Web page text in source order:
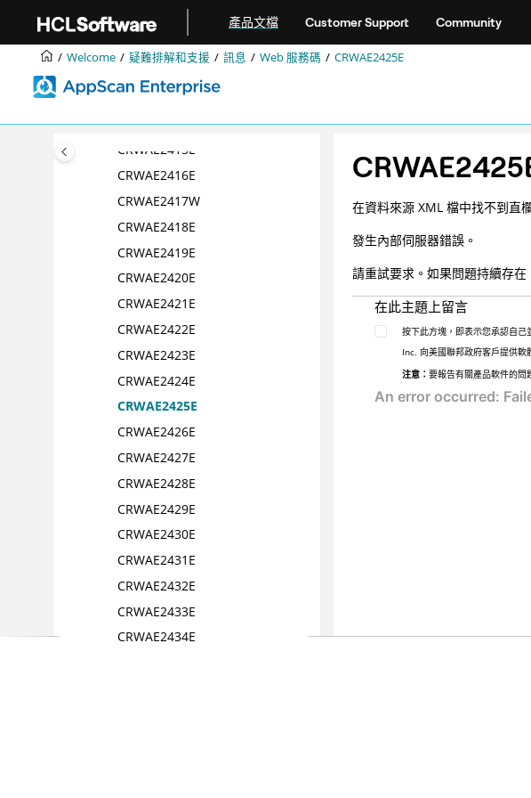
產品文檔 Customer Support Community
Welcome 疑難排解和支援 訊息 Web 服務碼 CRWAE2425E
CRWAE2409E
CRWAE2410E
CRWAE2412E
CRWAE2414E
CRWAE2415E
CRWAE2416E
CRWAE2417W
CRWAE2418E
CRWAE2419E
CRWAE2420E
CRWAE2421E
CRWAE2422E
CRWAE2423E
CRWAE2424E
CRWAE2425E
CRWAE2426E
CRWAE2427E
CRWAE2428E
CRWAE2429E
CRWAE2430E
CRWAE2431E
CRWAE2432E
CRWAE2433E
CRWAE2434E
在資料來源 XML 檔中找不到直
發生內部伺服器錯誤。
請重試要求。如果問題持續存在
在此主題上留言
按下此方塊，即表示您承認自
Inc. 向美國聯邦政府客戶提供
注意：要報告有關產品軟件的問